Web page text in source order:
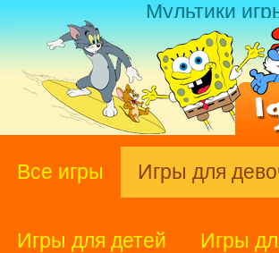
Мультики
Все игры Игры для
Игры для детей Игры